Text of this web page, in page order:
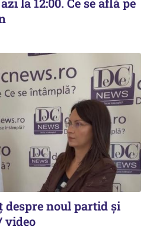
la 12:00. Ce se află pe
despre noul partid și
video